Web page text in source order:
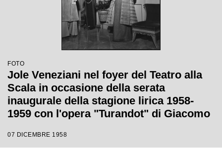
FOTO
Jole Veneziani nel foyer del Teatro alla
Scala in occasione della serata
inaugurale della stagione lirica 1958-
1959 con l'opera "Turandot" di Giacomo
regia di Margherita Walmann
07 DICEMBRE 1958